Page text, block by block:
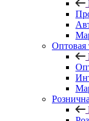
Оптовая